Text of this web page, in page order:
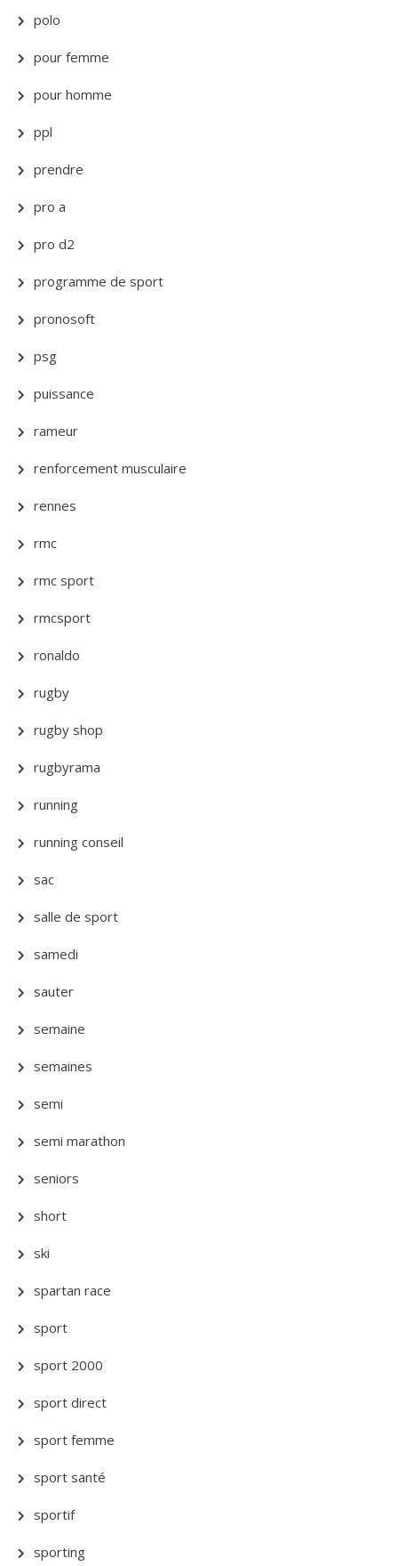
polo
pour femme
pour homme
ppl
prendre
pro a
pro d2
programme de sport
pronosoft
psg
puissance
rameur
renforcement musculaire
rennes
rmc
rmc sport
rmcsport
ronaldo
rugby
rugby shop
rugbyrama
running
running conseil
sac
salle de sport
samedi
sauter
semaine
semaines
semi
semi marathon
seniors
short
ski
spartan race
sport
sport 2000
sport direct
sport femme
sport santé
sportif
sporting